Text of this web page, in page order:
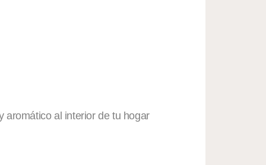
aromático al interior de tu hogar